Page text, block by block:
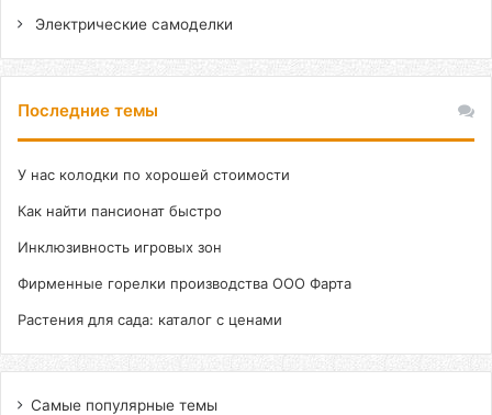
Электрические самоделки
Последние темы
У нас колодки по хорошей стоимости
Как найти пансионат быстро
Инклюзивность игровых зон
Фирменные горелки производства ООО Фарта
Растения для сада: каталог с ценами
Самые популярные темы